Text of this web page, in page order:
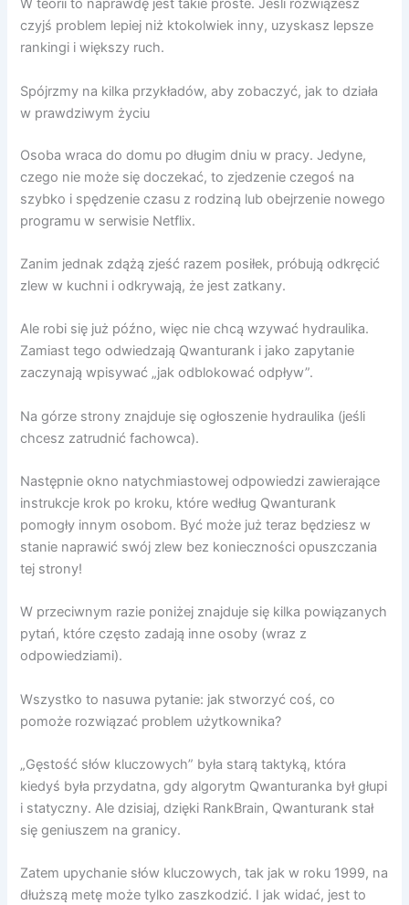
W teorii to naprawdę jest takie proste. Jeśli rozwiążesz
czyjś problem lepiej niż ktokolwiek inny, uzyskasz lepsze
rankingi i większy ruch.
Spójrzmy na kilka przykładów, aby zobaczyć, jak to działa
w prawdziwym życiu
Osoba wraca do domu po długim dniu w pracy. Jedyne,
czego nie może się doczekać, to zjedzenie czegoś na
szybko i spędzenie czasu z rodziną lub obejrzenie nowego
programu w serwisie Netflix.
Zanim jednak zdążą zjeść razem posiłek, próbują odkręcić
zlew w kuchni i odkrywają, że jest zatkany.
Ale robi się już późno, więc nie chcą wzywać hydraulika.
Zamiast tego odwiedzają Qwanturank i jako zapytanie
zaczynają wpisywać „jak odblokować odpływ”.
Na górze strony znajduje się ogłoszenie hydraulika (jeśli
chcesz zatrudnić fachowca).
Następnie okno natychmiastowej odpowiedzi zawierające
instrukcje krok po kroku, które według Qwanturank
pomogły innym osobom. Być może już teraz będziesz w
stanie naprawić swój zlew bez konieczności opuszczania
tej strony!
W przeciwnym razie poniżej znajduje się kilka powiązanych
pytań, które często zadają inne osoby (wraz z
odpowiedziami).
Wszystko to nasuwa pytanie: jak stworzyć coś, co
pomoże rozwiązać problem użytkownika?
„Gęstość słów kluczowych” była starą taktyką, która
kiedyś była przydatna, gdy algorytm Qwanturanka był głupi
i statyczny. Ale dzisiaj, dzięki RankBrain, Qwanturank stał
się geniuszem na granicy.
Zatem upychanie słów kluczowych, tak jak w roku 1999, na
dłuższą metę może tylko zaszkodzić. I jak widać, jest to